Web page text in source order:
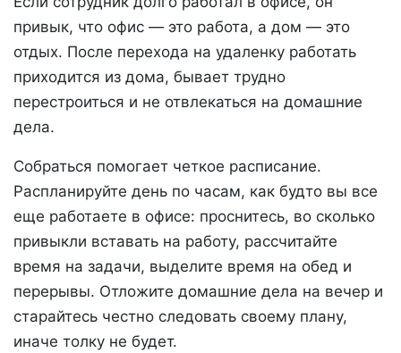
привык, что офис — это работа, а дом — это
отдых. После перехода на удаленку работать
приходится из дома, бывает трудно
перестроиться и не отвлекаться на домашние
дела.
Собраться помогает четкое расписание.
Распланируйте день по часам, как будто вы все
еще работаете в офисе: проснитесь, во сколько
привыкли вставать на работу, рассчитайте
время на задачи, выделите время на обед и
перерывы. Отложите домашние дела на вечер и
старайтесь честно следовать своему плану,
иначе толку не будет.